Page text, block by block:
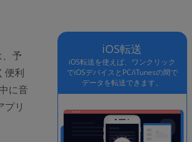
予
便利
に音
プリ
iOS転送
iOS転送を使えば、ワンクリック
でiOSデバイスとPC/iTunesの間で
データを転送できます。